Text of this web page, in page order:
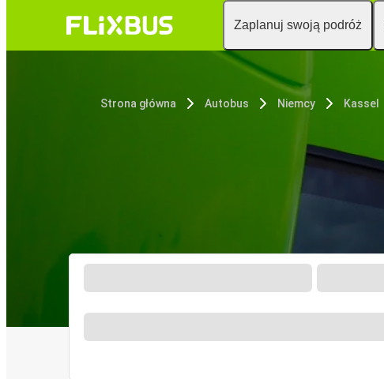
Zaplanuj swoją podróż
Strona główna Autobus Niemcy Kassel